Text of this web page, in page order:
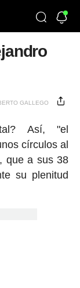
GALLEGO
Así, "el
círculos al
que a sus 38
su plenitud